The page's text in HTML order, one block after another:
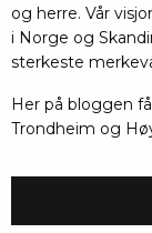
og herre. Vår
i Norge og
sterkeste
Her på bloggen
Trondheim og